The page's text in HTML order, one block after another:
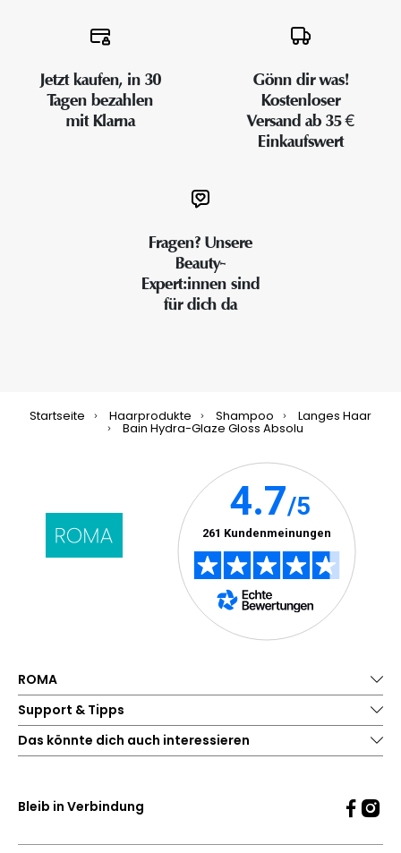
Jetzt kaufen, in 30
Tagen bezahlen
mit Klarna
Gönn dir was!
Kostenloser
Versand ab 35 €
Einkaufswert
Fragen? Unsere
Beauty-
Expert:innen sind
für dich da
Startseite Haarprodukte Shampoo Langes Haar
Bain Hydra-Glaze Gloss Absolu
ROMA
Support & Tipps
Das könnte dich auch interessieren
Bleib in Verbindung